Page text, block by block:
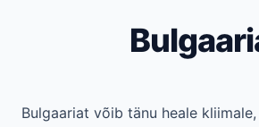
Bulgaariat võib tänu heale